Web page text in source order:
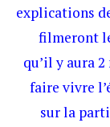
explications
filmeront
qu’il y aura
faire vivre
sur la